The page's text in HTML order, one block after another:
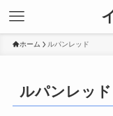
ホーム ルパンレッド
ルパンレッド